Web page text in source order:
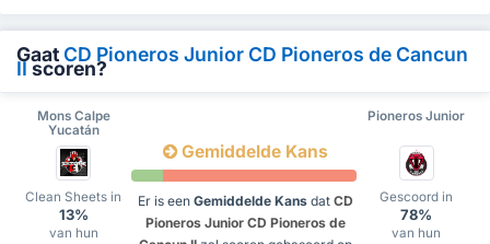
Gaat CD Pioneros Junior CD Pioneros de Cancun
IIscoren?
Mons Calpe
Yucatán
Pioneros Junior
Clean Sheets in
13%
van hun
Gemiddelde Kans
Er is een Gemiddelde Kansdat CD
Pioneros Junior CD Pioneros de
Gescoord in
78%
van hun